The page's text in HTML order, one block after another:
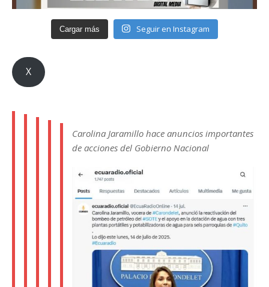
Cargar más Seguir en Instagram
X
Carolina Jaramillo hace anuncios importantes
de acciones del Gobierno Nacional